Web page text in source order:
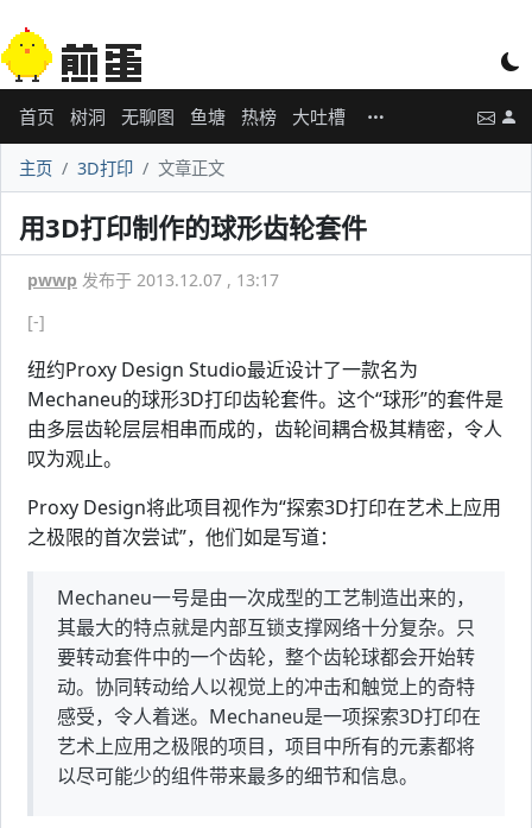
首页 树洞 无聊图 鱼塘 热榜 大吐槽
主页 3D打印 文章正文
用3D打印制作的球形齿轮套件
pwwp 发布于 2013.12.07 , 13:17
[-]
纽约Proxy Design Studio最近设计了一款名为
Mechaneu的球形3D打印齿轮套件。这个“球形”的套件是
由多层齿轮层层相串而成的，齿轮间耦合极其精密，令人
叹为观止。
Proxy Design将此项目视作为“探索3D打印在艺术上应用
之极限的首次尝试”，他们如是写道：
Mechaneu一号是由一次成型的工艺制造出来的，
其最大的特点就是内部互锁支撑网络十分复杂。只
要转动套件中的一个齿轮，整个齿轮球都会开始转
动。协同转动给人以视觉上的冲击和触觉上的奇特
感受，令人着迷。Mechaneu是一项探索3D打印在
艺术上应用之极限的项目，项目中所有的元素都将
以尽可能少的组件带来最多的细节和信息。